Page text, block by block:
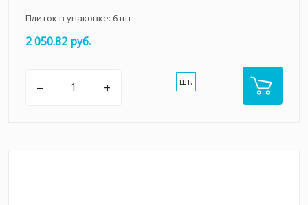
Плиток в упаковке: 6шт
2 050.82 руб.
– + шт.